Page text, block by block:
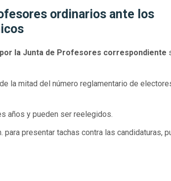
ordinarios ante los
la Junta de Profesores correspondiente
la mitad del número reglamentario de
años y pueden ser reelegidos.
presentar tachas contra las candidaturas,